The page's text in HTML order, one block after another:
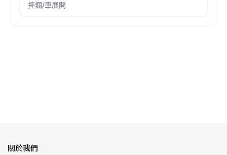
摔爛/車展開
關於我們